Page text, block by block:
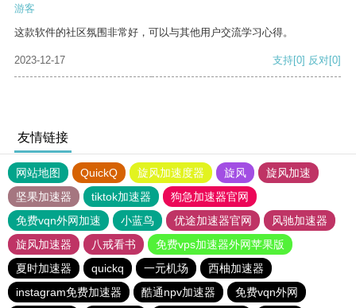
游客
这款软件的社区氛围非常好，可以与其他用户交流学习心得。
2023-12-17 支持[0] 反对[0]
友情链接
网站地图 QuickQ 旋风加速度器 旋风
旋风加速
坚果加速器
tiktok加速器
狗急加速器官网
免费vqn外网加速
小蓝鸟 优途加速器官网
风驰加速器
旋风加速器
八戒看书
免费vps加速器外网苹果版
夏时加速器
quickq 一元机场
西柚加速器
instagram免费加速器
酷通npv加速器 免费vqn外网